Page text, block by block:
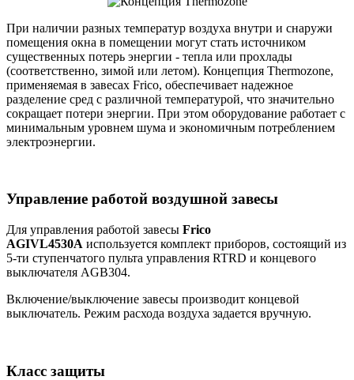
При наличии разных температур воздуха внутри и снаружи
помещения окна в помещении могут стать источником
существенных потерь энергии - тепла или прохлады
(соответственно, зимой или летом). Концепция Thermozone,
применяемая в завесах Frico, обеспечивает надежное
разделение сред с различной температурой, что значительно
сокращает потери энергии. При этом оборудование работает с
минимальным уровнем шума и экономичным потреблением
электроэнергии.
Управление работой воздушной завесы
Для управления работой завесы Frico
AGIVL4530A используется комплект приборов, состоящий из
5-ти ступенчатого пульта управления RTRD и концевого
выключателя AGB304.
Включение/выключение завесы производит концевой
выключатель. Режим расхода воздуха задается вручную.
Класс защиты